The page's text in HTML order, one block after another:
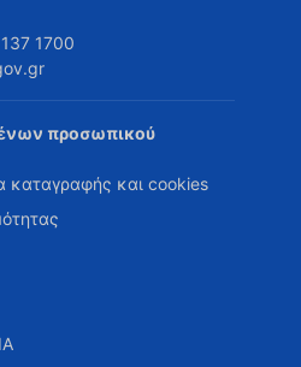
1700
προσωπικού
καταγραφής και cookies